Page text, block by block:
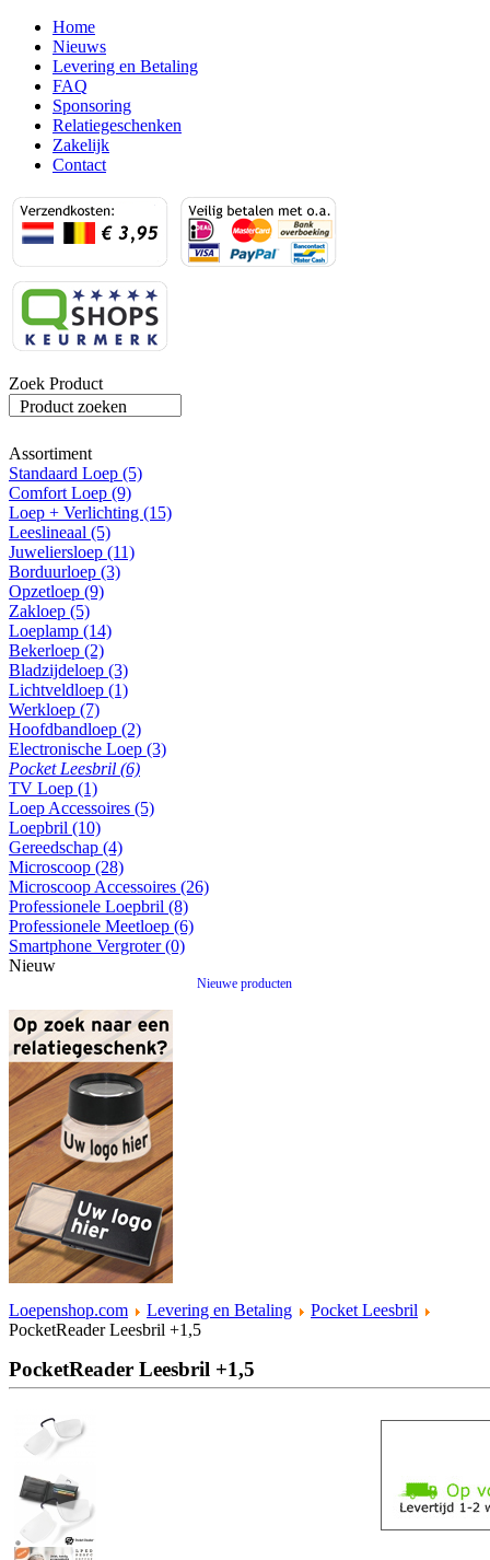
Home
Nieuws
Levering en Betaling
FAQ
Sponsoring
Relatiegeschenken
Zakelijk
Contact
Zoek Product
Product zoeken
Assortiment
Standaard Loep (5)
Comfort Loep (9)
Loep + Verlichting (15)
Leeslineaal (5)
Juweliersloep (11)
Borduurloep (3)
Opzetloep (9)
Zakloep (5)
Loeplamp (14)
Bekerloep (2)
Bladzijdeloep (3)
Lichtveldloep (1)
Werkloep (7)
Hoofdbandloep (2)
Electronische Loep (3)
Pocket Leesbril (6)
TV Loep (1)
Loep Accessoires (5)
Loepbril (10)
Gereedschap (4)
Microscoop (28)
Microscoop Accessoires (26)
Professionele Loepbril (8)
Professionele Meetloep (6)
Smartphone Vergroter (0)
Nieuw
Nieuwe producten
Loepenshop.com Levering en Betaling
Pocket Leesbril
PocketReader Leesbril +1,5
PocketReader Leesbril +1,5